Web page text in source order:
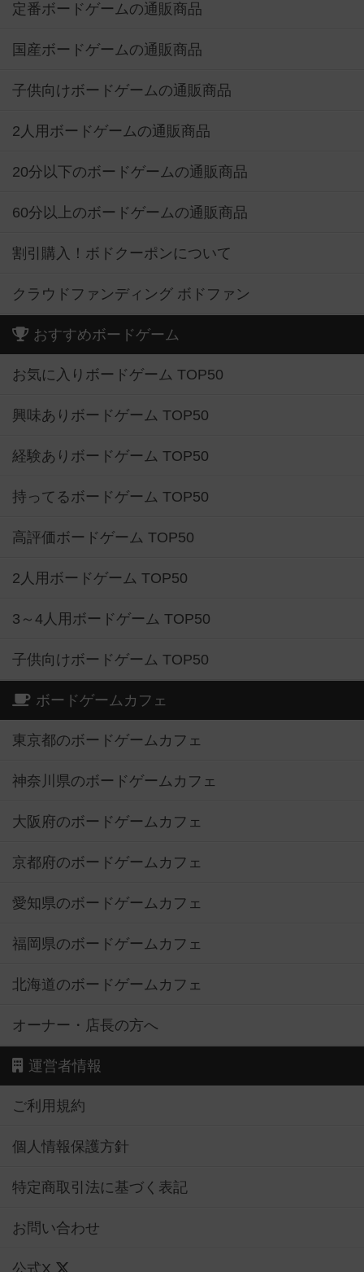
定番ボードゲームの通販商品
国産ボードゲームの通販商品
子供向けボードゲームの通販商品
2人用ボードゲームの通販商品
20分以下のボードゲームの通販商品
60分以上のボードゲームの通販商品
割引購入！ボドクーポンについて
クラウドファンディング ボドファン
おすすめボードゲーム
お気に入りボードゲーム TOP50
興味ありボードゲーム TOP50
経験ありボードゲーム TOP50
持ってるボードゲーム TOP50
高評価ボードゲーム TOP50
2人用ボードゲーム TOP50
3～4人用ボードゲーム TOP50
子供向けボードゲーム TOP50
ボードゲームカフェ
東京都のボードゲームカフェ
神奈川県のボードゲームカフェ
大阪府のボードゲームカフェ
京都府のボードゲームカフェ
愛知県のボードゲームカフェ
福岡県のボードゲームカフェ
北海道のボードゲームカフェ
オーナー・店長の方へ
運営者情報
ご利用規約
個人情報保護方針
特定商取引法に基づく表記
お問い合わせ